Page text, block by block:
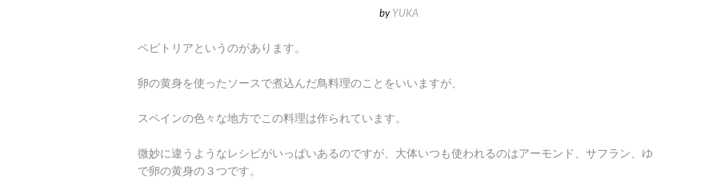
by YUKA
ペピトリアというのがあります。
卵の黄身を使ったソースで煮込んだ鳥料理のことをいいますが、
スペインの色々な地方でこの料理は作られています。
微妙に違うようなレシピがいっぱいあるのですが、大体いつも使われるのはアーモンド、サフラン、ゆ
で卵の黄身の３つです。